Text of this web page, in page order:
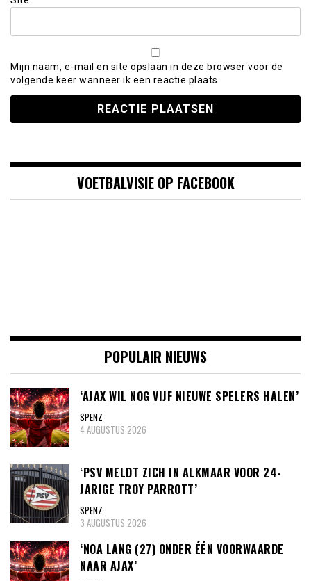
Mijn naam, e-mail en site opslaan in deze browser voor de
volgende keer wanneer ik een reactie plaats.
VOETBALVISIE OP FACEBOOK
POPULAIR NIEUWS
‘AJAX WIL NOG VIJF NIEUWE SPELERS HALEN’
SPENZ
4 AUGUSTUS 2026
‘PSV MELDT ZICH IN ALKMAAR VOOR 24-
JARIGE TROY PARROTT’
SPENZ
3 AUGUSTUS 2026
‘NOA LANG (27) ONDER ÉÉN VOORWAARDE
NAAR AJAX’